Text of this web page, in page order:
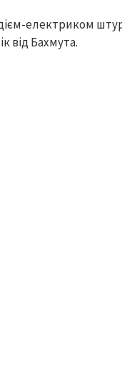
електриком
від Бахмута.